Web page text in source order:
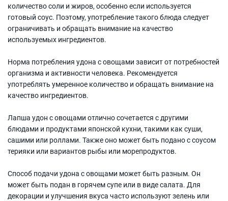
количество соли и жиров, особенно если используется
готовый соус. Поэтому, употребление такого блюда следует
ограничивать и обращать внимание на качество
используемых ингредиентов.
Норма потребления удона с овощами зависит от потребностей
организма и активности человека. Рекомендуется
употреблять умеренное количество и обращать внимание на
качество ингредиентов.
Лапша удон с овощами отлично сочетается с другими
блюдами и продуктами японской кухни, такими как суши,
сашими или роллами. Также оно может быть подано с соусом
терияки или вариантов рыбы или морепродуктов.
Способ подачи удона с овощами может быть разным. Он
может быть подан в горячем супе или в виде салата. Для
декорации и улучшения вкуса часто используют зелень или